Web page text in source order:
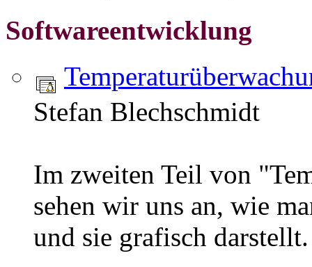
Softwareentwicklung
Stefan Blechschmidt
Im zweiten Teil von
sehen wir uns an, wie
und sie grafisch darstellt.